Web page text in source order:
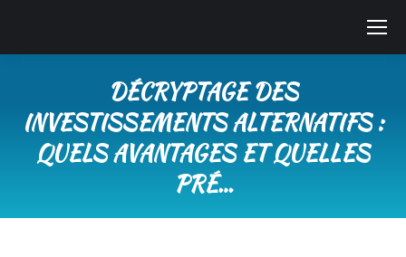
DÉCRYPTAGE DES
INVESTISSEMENTS ALTERNATIFS :
QUELS AVANTAGES ET QUELLES
PRÉ…